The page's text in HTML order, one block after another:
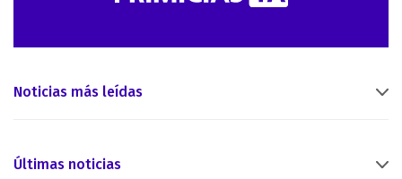
Noticias más leídas
Últimas noticias